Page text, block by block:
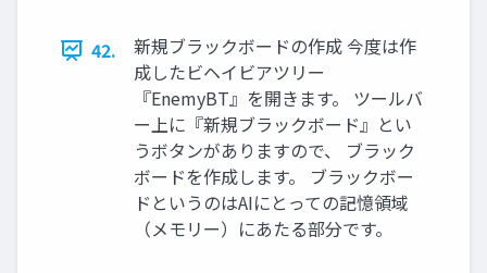
42.
新規ブラックボードの作成 今度は作
成したビヘイビアツリー
『EnemyBT』を開きます。 ツールバ
ー上に『新規ブラックボード』とい
うボタンがありますので、 ブラック
ボードを作成します。 ブラックボー
ドというのはAIにとっての記憶領域
（メモリー）にあたる部分です。